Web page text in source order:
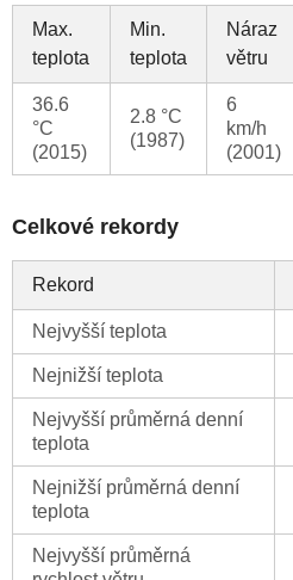
Max.
teplota
Min.
teplota
Náraz
větru
36.6
°C
(2015)
2.8 °C
(1987)
6
km/h
(2001)
Celkové rekordy
Rekord
Nejvyšší teplota
Nejnižší teplota
Nejvyšší průměrná denní
teplota
Nejnižší průměrná denní
teplota
Nejvyšší průměrná